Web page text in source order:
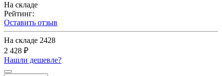
На складе
Рейтинг:
Оставить отзыв
На складе 2428
2 428 ₽
Нашли дешевле?